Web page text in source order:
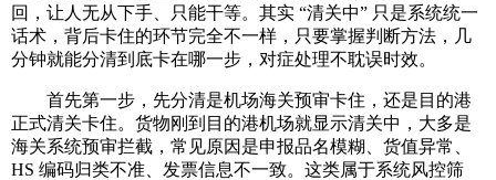
回，让人无从下手、只能干等。其实 “清关中” 只是系统统一
话术，背后卡住的环节完全不一样，只要掌握判断方法，几
分钟就能分清到底卡在哪一步，对症处理不耽误时效。
首先第一步，先分清是机场海关预审卡住，还是目的港
正式清关卡住。货物刚到目的港机场就显示清关中，大多是
海关系统预审拦截，常见原因是申报品名模糊、货值异常、
HS 编码归类不准、发票信息不一致。这类属于系统风控筛